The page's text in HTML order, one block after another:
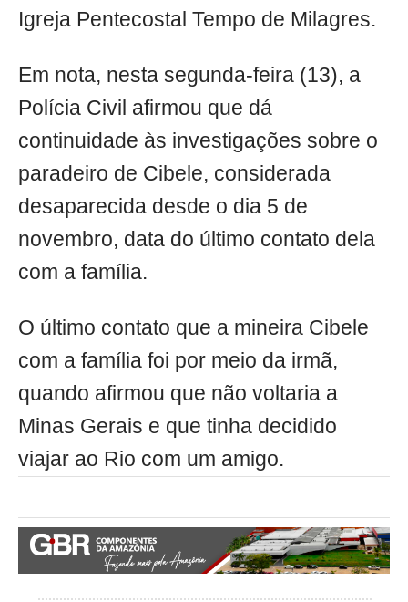
Igreja Pentecostal Tempo de Milagres.
Em nota, nesta segunda-feira (13), a
Polícia Civil afirmou que dá
continuidade às investigações sobre o
paradeiro de Cibele, considerada
desaparecida desde o dia 5 de
novembro, data do último contato dela
com a família.
O último contato que a mineira Cibele
com a família foi por meio da irmã,
quando afirmou que não voltaria a
Minas Gerais e que tinha decidido
viajar ao Rio com um amigo.